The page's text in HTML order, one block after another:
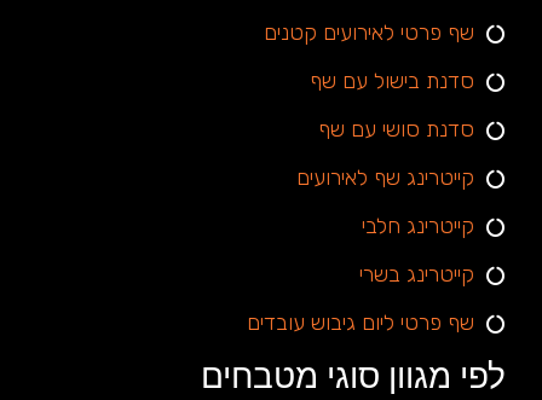
שף פרטי לאירועים קטנים
סדנת בישול עם שף
סדנת סושי עם שף
קייטרינג שף לאירועים
קייטרינג חלבי
קייטרינג בשרי
שף פרטי ליום גיבוש עובדים
לפי מגוון סוגי מטבחים